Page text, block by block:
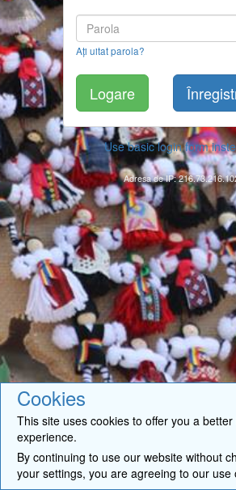
Cookies
This site uses cookies to offer you a better
experience.
By continuing to use our website without
your settings, you are agreeing to our use
Ați uitat parola?
Use basic login form
Adresa de IP: